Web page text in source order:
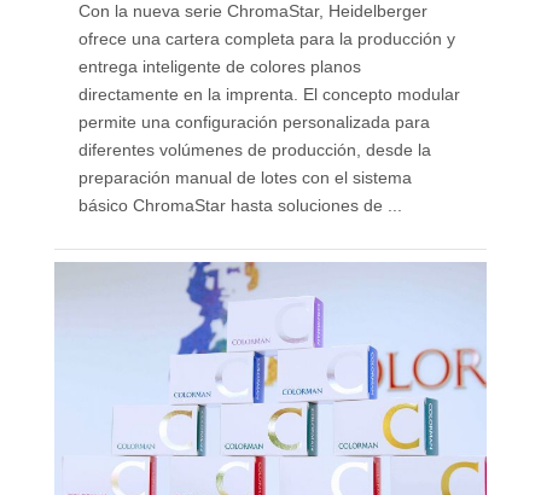
Con la nueva serie ChromaStar, Heidelberger
ofrece una cartera completa para la producción y
entrega inteligente de colores planos
directamente en la imprenta. El concepto modular
permite una configuración personalizada para
diferentes volúmenes de producción, desde la
preparación manual de lotes con el sistema
básico ChromaStar hasta soluciones de ...